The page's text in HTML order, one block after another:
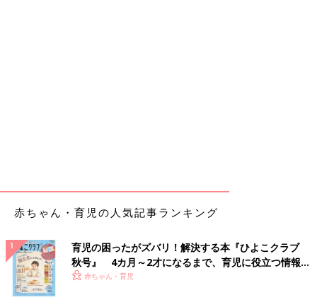
赤ちゃん・育児の人気記事ランキング
育児の困ったがズバリ！解決する本『ひよこクラブ
秋号』 4カ月～2才になるまで、育児に役立つ情報が
いっぱい！
赤ちゃん・育児